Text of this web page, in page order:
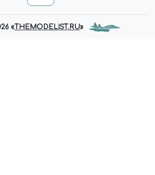
«THEMODELIST.RU»